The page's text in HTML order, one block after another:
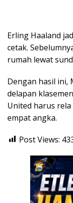
Erling Haaland
cetak.
rumah lewat
Dengan hasil ini,
delapan
United harus
empat angka.
Post Views: